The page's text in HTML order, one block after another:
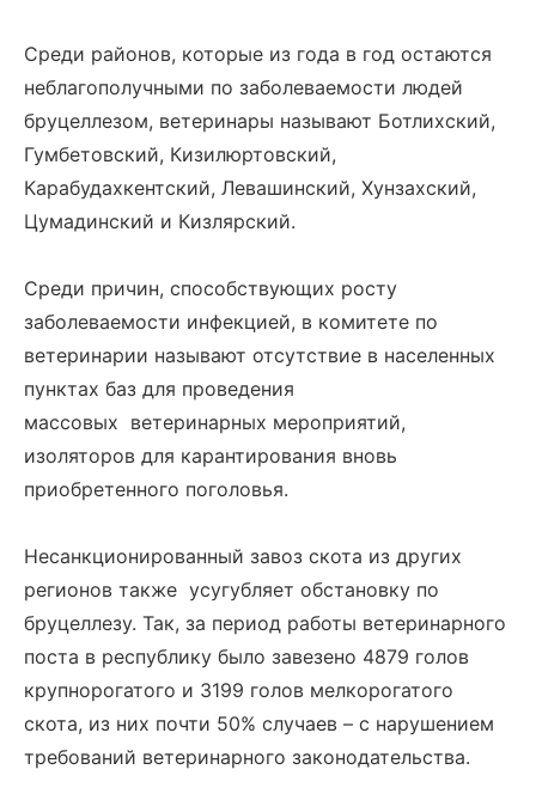
Среди районов, которые из года в год остаются
неблагополучными по заболеваемости людей
бруцеллезом, ветеринары называют Ботлихский,
Гумбетовский, Кизилюртовский,
Карабудахкентский, Левашинский, Хунзахский,
Цумадинский и Кизлярский.
Среди причин, способствующих росту
заболеваемости инфекцией, в комитете по
ветеринарии называют отсутствие в населенных
пунктах баз для проведения
массовых ветеринарных мероприятий,
изоляторов для карантирования вновь
приобретенного поголовья.
Несанкционированный завоз скота из других
регионов также усугубляет обстановку по
бруцеллезу. Так, за период работы ветеринарного
поста в республику было завезено 4879 голов
крупнорогатого и 3199 голов мелкорогатого
скота, из них почти 50% случаев – с нарушением
требований ветеринарного законодательства.